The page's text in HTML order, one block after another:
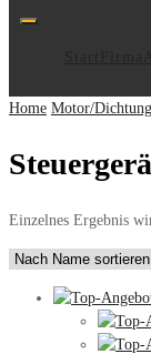
Home Motor/
Einzelnes Ergebnis